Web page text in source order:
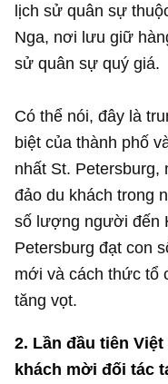
lịch sử quân sự
Nga, nơi lưu giữ
sử quân sự quý giá.
Có thể nói, đây là
biệt của thành phố
nhất St.
đảo du khách trong
số lượng người đến
Petersburg đạt con
mới và cách thức tổ
tăng vọt.
2. Lần đầu tiên
khách mời đối tác